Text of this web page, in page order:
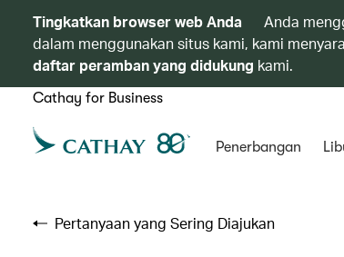
Tingkatkan browser web Anda
Anda
dalam menggunakan situs kami, kami
daftar peramban yang didukung kami.
Cathay for Business
Penerbangan
Pertanyaan yang Sering Diajukan